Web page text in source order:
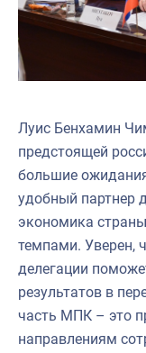
Луис Бенхамин
предстоящей
большие
удобный партнер
экономика
темпами. Уверен,
делегации
результатов в
часть МПК – это
направлениям